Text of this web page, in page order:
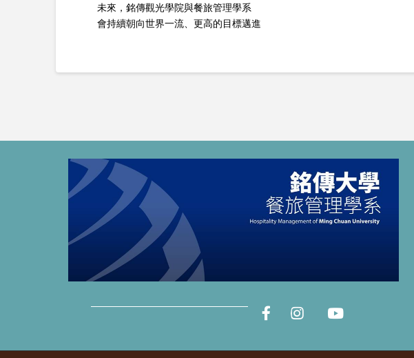
未來，銘傳觀光學院與餐旅管理學系
會持續朝向世界一流、更高的目標邁進